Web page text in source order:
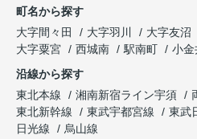
町名から探す
大字間々田
大字羽川 大字友沼
大字粟宮
西城南 駅南町 小金
沿線から探す
東北本線
湘南新宿ライン宇須
東北新幹線
東武宇都宮線 東武
日光線
烏山線